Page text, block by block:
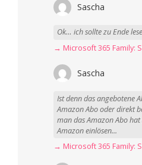
Sascha
Ok… ich sollte zu Ende
Sascha
Ist denn das angebotene
Amazon Abo oder direkt
man das Amazon Abo
Amazon einlösen...